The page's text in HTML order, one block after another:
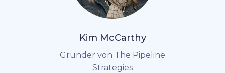
Kim McCarthy
Gründer von The Pipeline
Strategies